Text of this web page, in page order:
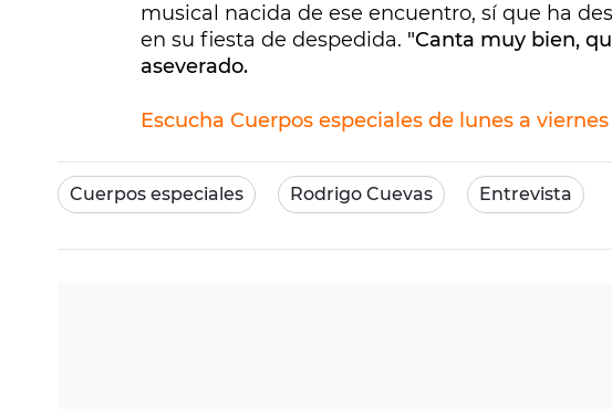
musical nacida de ese encuentro, sí que ha
en su fiesta de despedida. "Canta muy bien,
aseverado.
Escucha Cuerpos especiales de lunes a
Cuerpos especiales Rodrigo Cuevas Entrevista